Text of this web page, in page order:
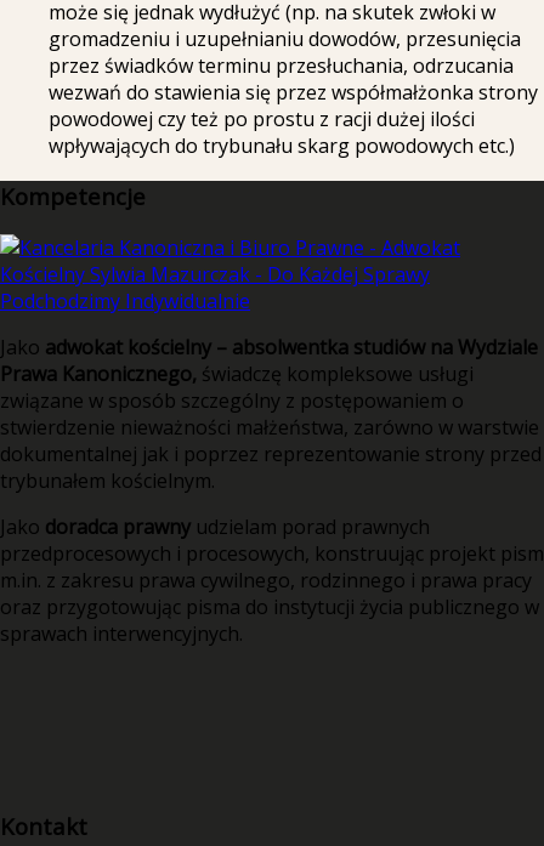
może się jednak wydłużyć (np. na skutek zwłoki w
gromadzeniu i uzupełnianiu dowodów, przesunięcia
przez świadków terminu przesłuchania, odrzucania
wezwań do stawienia się przez współmałżonka strony
powodowej czy też po prostu z racji dużej ilości
wpływających do trybunału skarg powodowych etc.)
Kompetencje
Jako adwokat kościelny – absolwentka studiów na Wydziale
Prawa Kanonicznego, świadczę kompleksowe usługi
związane w sposób szczególny z postępowaniem o
stwierdzenie nieważności małżeństwa, zarówno w warstwie
dokumentalnej jak i poprzez reprezentowanie strony przed
trybunałem kościelnym.
Jako doradca prawny udzielam porad prawnych
przedprocesowych i procesowych, konstruując projekt pism
m.in. z zakresu prawa cywilnego, rodzinnego i prawa pracy
oraz przygotowując pisma do instytucji życia publicznego w
sprawach interwencyjnych.
Kontakt